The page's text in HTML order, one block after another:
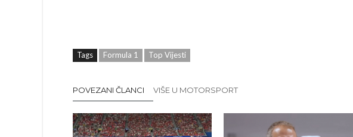
Tags Formula 1 Top Vijesti
POVEZANI ČLANCI VIŠE U MOTORSPORT